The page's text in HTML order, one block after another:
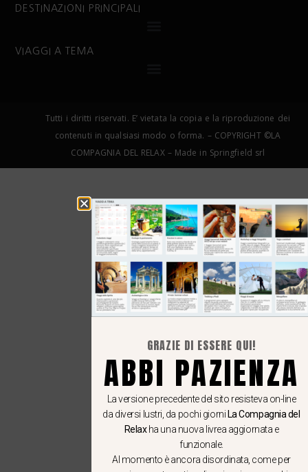
DESTINAZIONI PRINCIPALI
VIAGGI A TEMA
Tutti i diritti riservati. E’ vietata la copia e la riproduzione dei
contenuti in qualsiasi modo o forma. – COPYRIGHT ©LA
COMPAGNIA DEL RELAX – Made in Springfield srl
GRAZIE DI ESSERE QUI!
ABBI PAZIENZA
La versione precedente del sito resisteva on-line
da diversi lustri, da pochi giorni La Compagnia del
Relaxha una nuova livrea aggiornata e
funzionale.
Al momento è ancora disordinata, come per